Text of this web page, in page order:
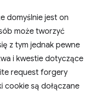
domyślnie jest on
może tworzyć
z tym jednak pewne
i kwestie dotyczące
request forgery
cookie są dołączane